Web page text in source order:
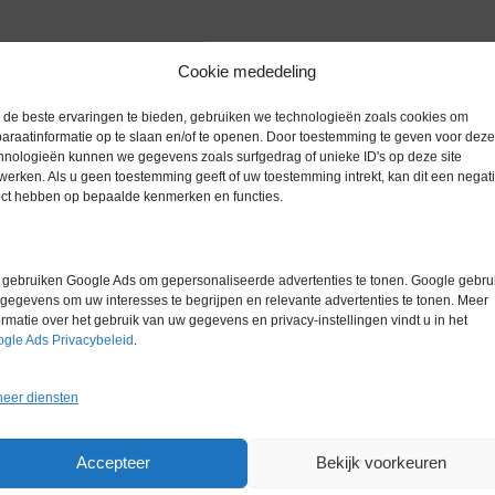
Cookie mededeling
de beste ervaringen te bieden, gebruiken we technologieën zoals cookies om
op te slaan en/of te openen. Door toestemming te geven voor deze
kunnen we gegevens zoals surfgedrag of unieke ID's op deze site
Als u geen toestemming geeft of uw toestemming intrekt, kan dit een
hebben op bepaalde kenmerken en functies.
gebruiken Google Ads om gepersonaliseerde advertenties te tonen. Google
om uw interesses te begrijpen en relevante advertenties te tonen. Meer
over het gebruik van uw gegevens en privacy-instellingen vindt u in het
Ads Privacybeleid .
diensten
Accepteer Bekijk voorkeuren
Extra informatie
Garantie 1 maand
Conditie Zo goed
Gerelateerde producten